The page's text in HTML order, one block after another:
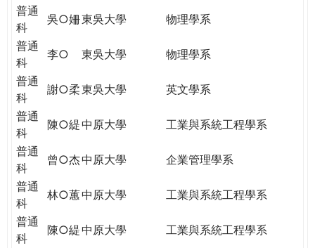
普通
科
吳○姍東吳大學
物理學系
普通
科
李○ 東吳大學
物理學系
普通
科
謝○柔東吳大學
英文學系
普通
科
陳○緹中原大學
工業與系統工程學系
普通
科
曾○杰中原大學
企業管理學系
普通
科
林○蕙中原大學
工業與系統工程學系
普通
科
陳○緹中原大學
工業與系統工程學系